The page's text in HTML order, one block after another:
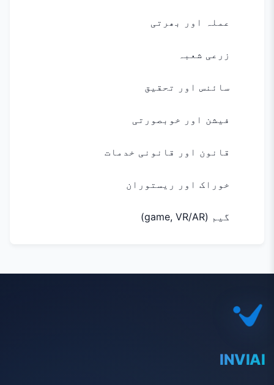
عملہ اور بھرتی
زرعی شعبہ
سائنس اور تحقیق
فیشن اور خوبصورتی
قانون اور قانونی خدمات
خوراک اور ریستوران
گیم (game, VR/AR)
INVIAI